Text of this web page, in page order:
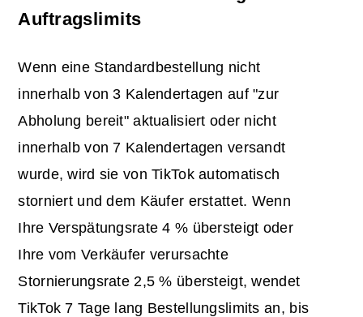
Auftragslimits
Wenn eine Standardbestellung nicht
innerhalb von 3 Kalendertagen auf "zur
Abholung bereit" aktualisiert oder nicht
innerhalb von 7 Kalendertagen versandt
wurde, wird sie von TikTok automatisch
storniert und dem Käufer erstattet. Wenn
Ihre Verspätungsrate 4 % übersteigt oder
Ihre vom Verkäufer verursachte
Stornierungsrate 2,5 % übersteigt, wendet
TikTok 7 Tage lang Bestellungslimits an, bis